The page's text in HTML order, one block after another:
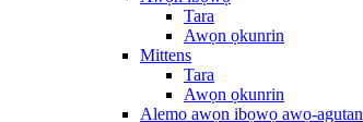
Tara
Awọn ọkunrin
Mittens
Tara
Awọn ọkunrin
Alemo awọn ibọwọ awọ-agutan